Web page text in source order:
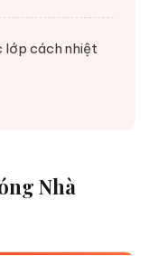
lớp cách nhiệt
Nhà